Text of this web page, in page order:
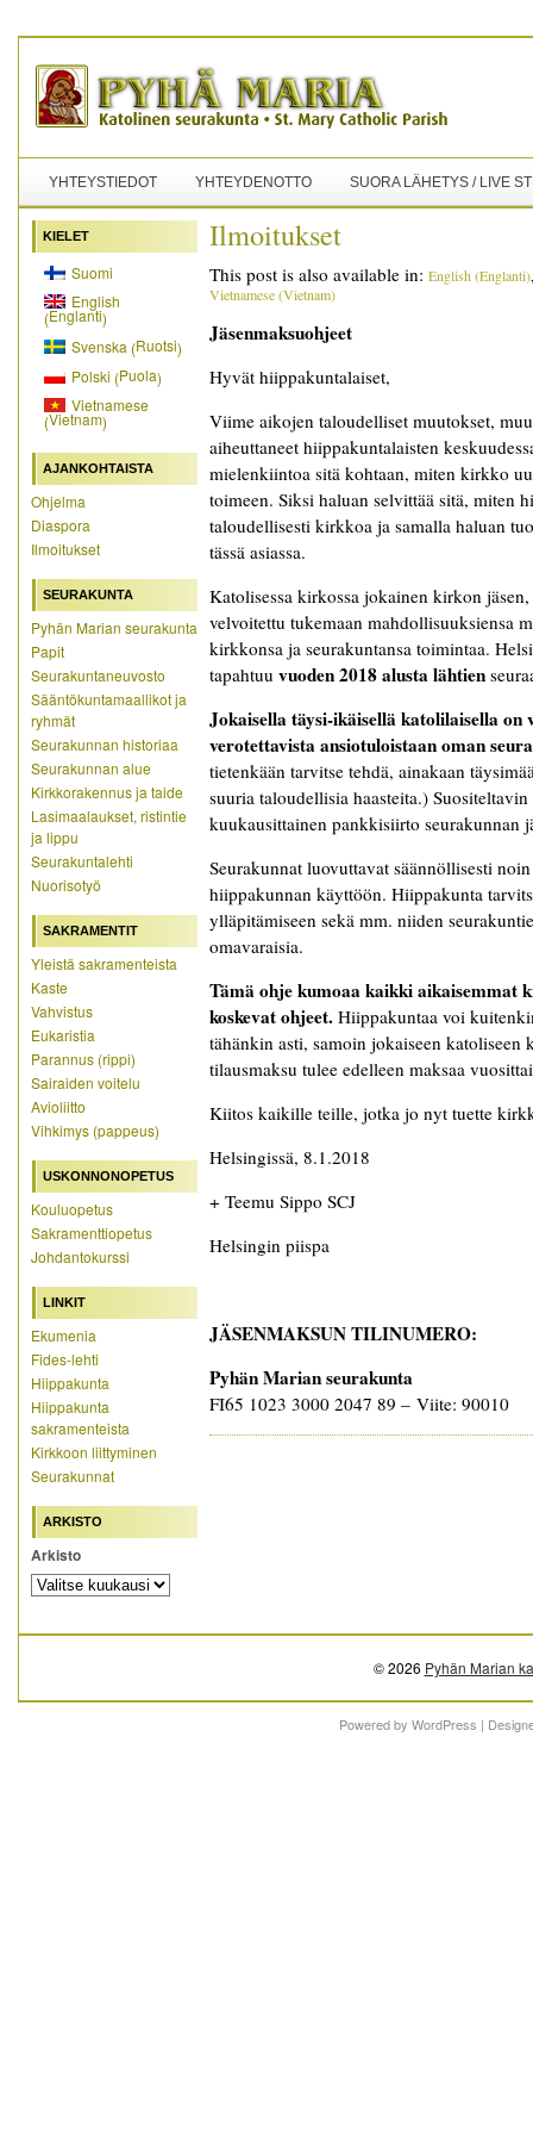
YHTEYSTIEDOT YHTEYDENOTTO SUORA LÄHETYS / LIVE
KIELET
Suomi
English
(Englanti)
Svenska(Ruotsi)
Polski (Puola)
Vietnamese
(Vietnam)
AJANKOHTAISTA
Ohjelma
Diaspora
Ilmoitukset
SEURAKUNTA
Pyhän Marian seurakunta
Papit
Seurakuntaneuvosto
Sääntökuntamaallikot ja
ryhmät
Seurakunnan historiaa
Seurakunnan alue
Kirkkorakennus ja taide
Lasimaalaukset, ristintie
ja lippu
Seurakuntalehti
Nuorisotyö
SAKRAMENTIT
Yleistä sakramenteista
Kaste
Vahvistus
Eukaristia
Parannus (rippi)
Sairaiden voitelu
Avioliitto
Vihkimys (pappeus)
USKONNONOPETUS
Kouluopetus
Sakramenttiopetus
Johdantokurssi
LINKIT
Ekumenia
Fides-lehti
Hiippakunta
Hiippakunta
sakramenteista
Kirkkoon liittyminen
Seurakunnat
ARKISTO
Arkisto
Ilmoitukset
This post is also available in: English (Englanti)
Vietnamese(Vietnam)
Jäsenmaksuohjeet
Hyvät hiippakuntalaiset,
Viime aikojen taloudelliset muutokset,
aiheuttaneet hiippakuntalaisten
mielenkiintoa sitä kohtaan, miten kirkko
toimeen. Siksi haluan selvittää sitä, miten
taloudellisesti kirkkoa ja samalla haluan
tässä asiassa.
Katolisessa kirkossa jokainen kirkon
velvoitettu tukemaan mahdollisuuksiensa
kirkkonsa ja seurakuntansa toimintaa.
tapahtuu vuoden 2018 alusta lähtien
Jokaisella täysi-ikäisellä katolilaisella on
verotettavista ansiotuloistaan oman
tietenkään tarvitse tehdä, ainakaan
suuria taloudellisia haasteita.)
kuukausittainen pankkisiirto seurakunnan
Seurakunnat luovuttavat säännöllisesti
hiippakunnan käyttöön. Hiippakunta
ylläpitämiseen sekä mm. niiden
omavaraisia.
Tämä ohje kumoaa kaikki aikaisemmat
koskevat ohjeet. Hiippakuntaa voi
tähänkin asti, samoin jokaiseen katoliseen
tilausmaksu tulee edelleen maksaa
Kiitos kaikille teille, jotka jo nyt tuette
Helsingissä, 8.1.2018
+ Teemu Sippo SCJ
Helsingin piispa
JÄSENMAKSUN TILINUMERO:
Pyhän Marian seurakunta
FI65 1023 3000 2047 89 – Viite: 90010
© 2026 Pyhän Marian
Powered by WordPress |